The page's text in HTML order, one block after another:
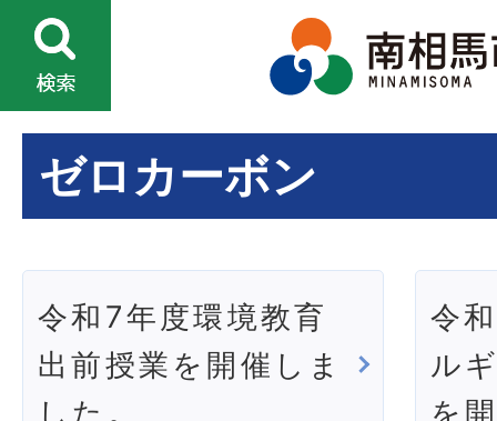
ゼロカーボン
令和7年度環境教育
出前授業を開催しま
した。
令
ル
を